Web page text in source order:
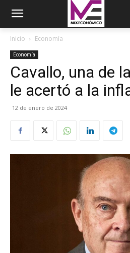
Inicio Economía
Economía
Cavallo, una de
le acertó a la
12 de enero de 2024